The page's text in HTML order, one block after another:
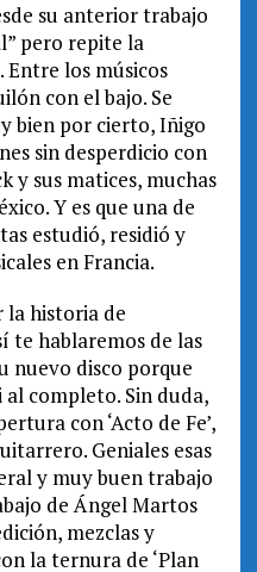
su anterior trabajo
pero repite la
los músicos
con el bajo. Se
bien por cierto, Iñigo
sin desperdicio con
y sus matices, muchas
Y es que una de
estudió, residió y
en Francia.
la historia de
te hablaremos de las
nuevo disco porque
completo. Sin duda,
con ‘Acto de Fe’,
Geniales esas
y muy buen trabajo
de Ángel Martos
mezclas y
la ternura de ‘Plan